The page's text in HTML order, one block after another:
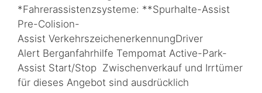
*Fahrerassistenzsysteme: **Spurhalte-Assist
Pre-Colision-
Assist VerkehrszeichenerkennungDriver
Alert Berganfahrhilfe Tempomat Active-Park-
Assist Start/Stop Zwischenverkauf und Irrtümer
für dieses Angebot sind ausdrücklich